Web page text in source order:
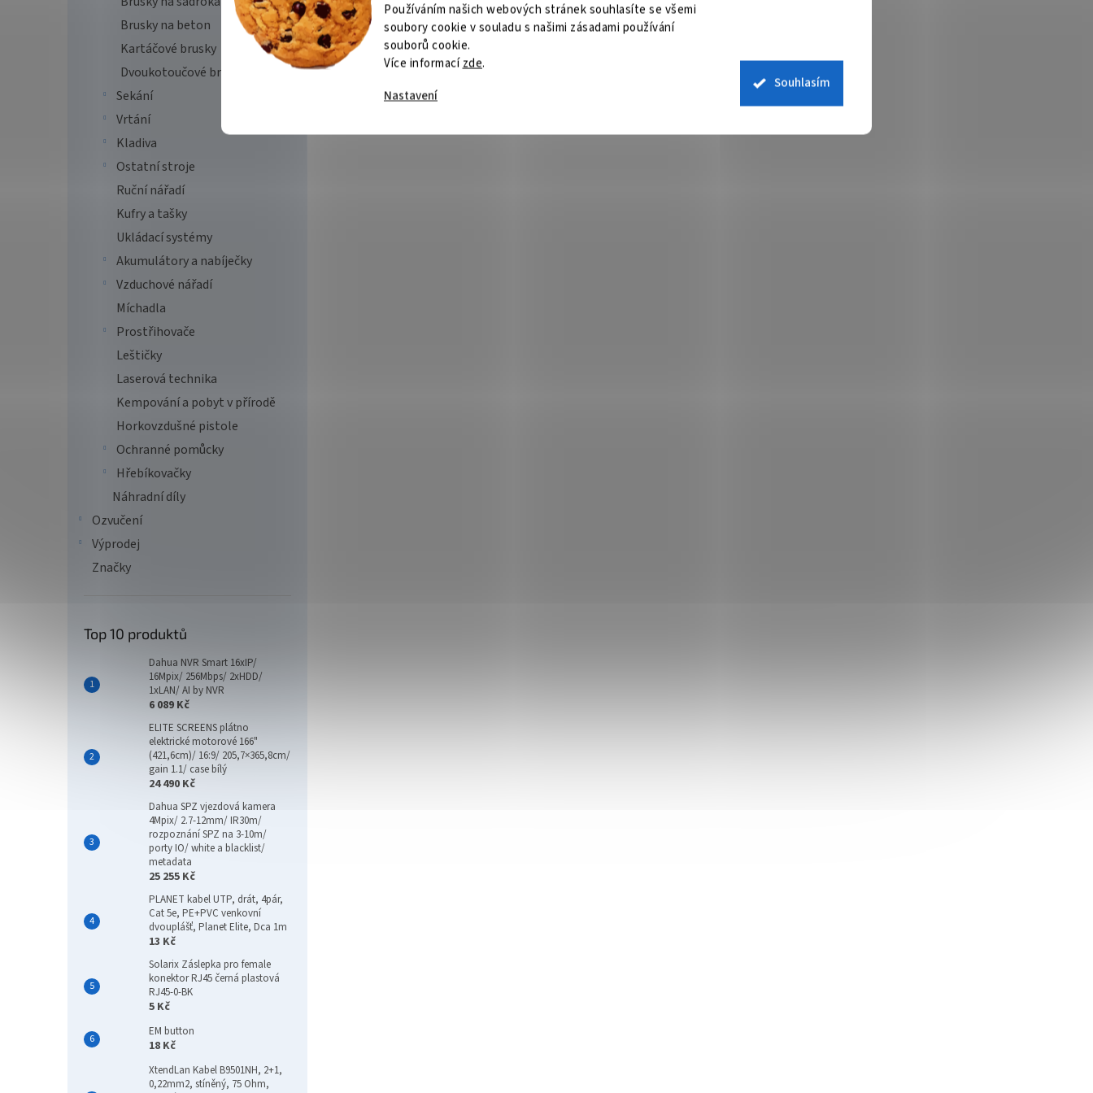
Používáním našich webových stránek souhlasíte se všemi
soubory cookie v souladu s našimi zásadami používání
souborů cookie.
Více informacízde.
Nastavení
Souhlasím
Brusky na beton
Kartáčové brusky
Dvoukotoučové brusky
Sekání
Vrtání
Kladiva
Ostatní stroje
Ruční nářadí
Kufry a tašky
Ukládací systémy
Akumulátory a nabíječky
Vzduchové nářadí
Míchadla
Prostřihovače
Leštičky
Laserová technika
Kempování a pobyt v přírodě
Horkovzdušné pistole
Ochranné pomůcky
Hřebíkovačky
Náhradní díly
Ozvučení
Výprodej
Značky
Top 10 produktů
Dahua NVR Smart 16xIP/
16Mpix/ 256Mbps/ 2xHDD/
1xLAN/ AI by NVR
6 089 Kč
ELITE SCREENS plátno
elektrické motorové 166"
(421,6cm)/ 16:9/ 205,7×365,8cm/
gain 1.1/ case bílý
24 490 Kč
Dahua SPZ vjezdová kamera
4Mpix/ 2.7-12mm/ IR30m/
rozpoznání SPZ na 3-10m/
porty IO/ white a blacklist/
metadata
25 255 Kč
PLANET kabel UTP, drát, 4pár,
Cat 5e, PE+PVC venkovní
dvouplášť, Planet Elite, Dca 1m
13 Kč
Solarix Záslepka pro female
konektor RJ45 černá plastová
RJ45-0-BK
5 Kč
EM button
18 Kč
XtendLan Kabel B9501NH, 2+1,
0,22mm2, stíněný, 75 Ohm,